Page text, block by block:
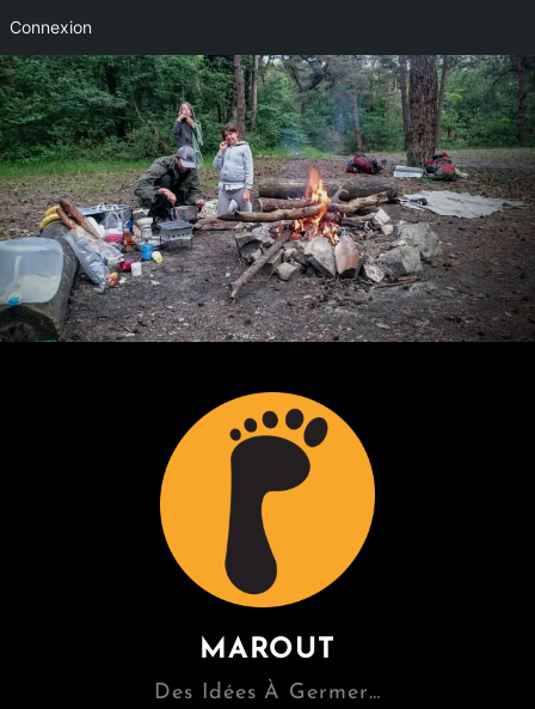
Connexion
MAROUT
Des Idées À Germer…